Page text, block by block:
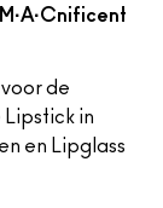
M·A·Cnificent
de
Lipstick in
en Lipglass